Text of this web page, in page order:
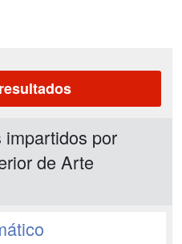
impartidos por
de Arte